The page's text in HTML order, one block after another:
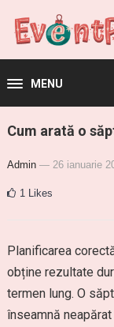
MENU
Cum arată o
Admin — 26 ianuarie
1 Likes
Planificarea
obține rezultate
termen lung. O
înseamnă